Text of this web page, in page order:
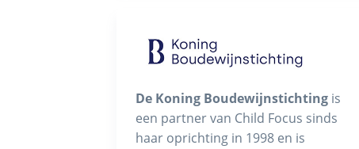
De Koning Boudewijnstichting is
een partner van Child Focus sinds
haar oprichting in 1998 en is